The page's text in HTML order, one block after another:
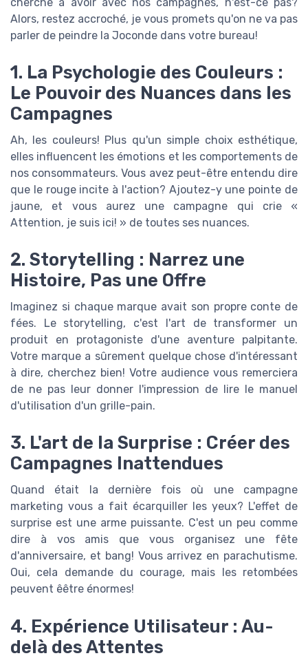
Alors, restez accroché, je vous promets qu'on ne va pas
parler de peindre la Joconde dans votre bureau!
1. La Psychologie des Couleurs :
Le Pouvoir des Nuances dans les
Campagnes
Ah, les couleurs! Plus qu'un simple choix esthétique,
elles influencent les émotions et les comportements de
nos consommateurs. Vous avez peut-être entendu dire
que le rouge incite à l'action? Ajoutez-y une pointe de
jaune, et vous aurez une campagne qui crie «
Attention, je suis ici! » de toutes ses nuances.
2. Storytelling : Narrez une
Histoire, Pas une Offre
Imaginez si chaque marque avait son propre conte de
fées. Le storytelling, c'est l'art de transformer un
produit en protagoniste d'une aventure palpitante.
Votre marque a sûrement quelque chose d'intéressant
à dire, cherchez bien! Votre audience vous remerciera
de ne pas leur donner l'impression de lire le manuel
d'utilisation d'un grille-pain.
3. L'art de la Surprise : Créer des
Campagnes Inattendues
Quand était la dernière fois où une campagne
marketing vous a fait écarquiller les yeux? L'effet de
surprise est une arme puissante. C'est un peu comme
dire à vos amis que vous organisez une fête
d'anniversaire, et bang! Vous arrivez en parachutisme.
Oui, cela demande du courage, mais les retombées
peuvent êêtre énormes!
4. Expérience Utilisateur : Au-
delà des Attentes